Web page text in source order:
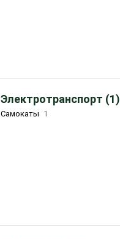
Электротранспорт (1)
Самокаты 1